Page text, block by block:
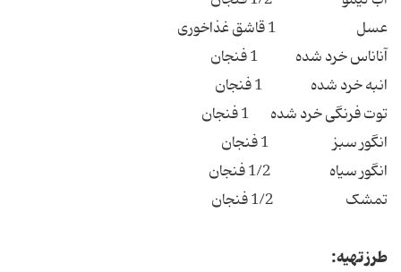
عسل 1 قاشق غذاخوری
آناناس خرد شده 1 فنجان
انبه خرد شده 1 فنجان
توت فرنگی خرد شده 1 فنجان
انگور سبز 1 فنجان
انگور سیاه 1/2 فنجان
تمشک 1/2 فنجان
طرز تهیه: